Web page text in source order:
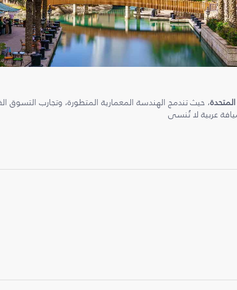
، حيث تندمج الهندسة المعمارية المتطورة، وتجارب التسوق
عربية لا تُنسى